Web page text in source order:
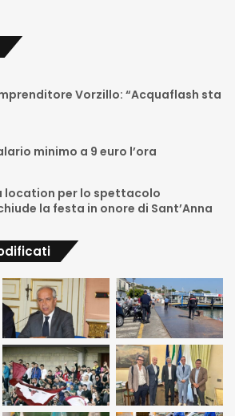
Vorzillo: “Acquaflash sta
minimo a 9 euro l’ora
location per lo spettacolo
la festa in onore di Sant’Anna